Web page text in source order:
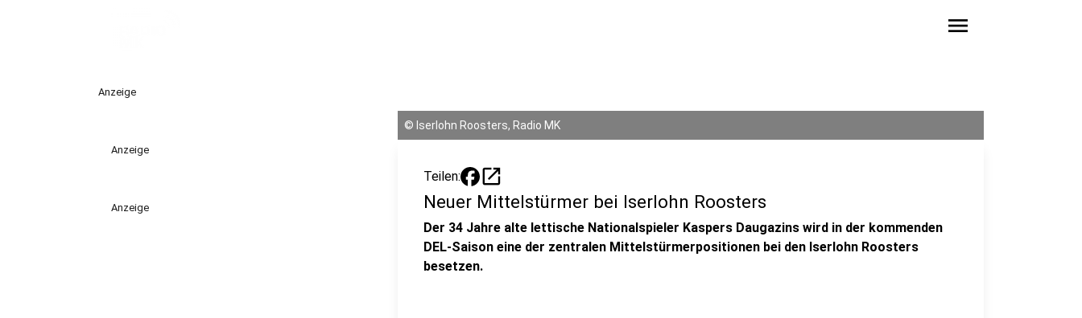
menu
Anzeige
Anzeige
Anzeige
© Iserlohn Roosters, Radio MK
Teilen: open_in_new
Neuer Mittelstürmer bei Iserlohn Roosters
Der 34 Jahre alte lettische Nationalspieler Kaspers Daugazins wird in der kommenden
DEL-Saison eine der zentralen Mittelstürmerpositionen bei den Iserlohn Roosters
besetzen.